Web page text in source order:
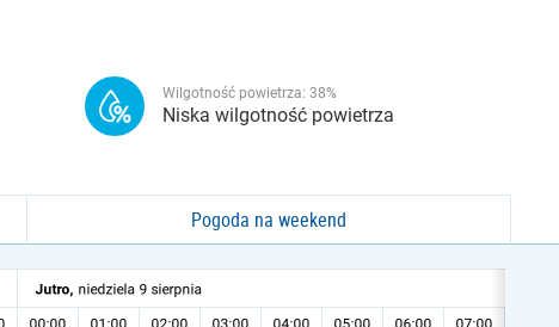
Wilgotność powietrza: 38%
Niska wilgotność powietrza
Pogoda na weekend